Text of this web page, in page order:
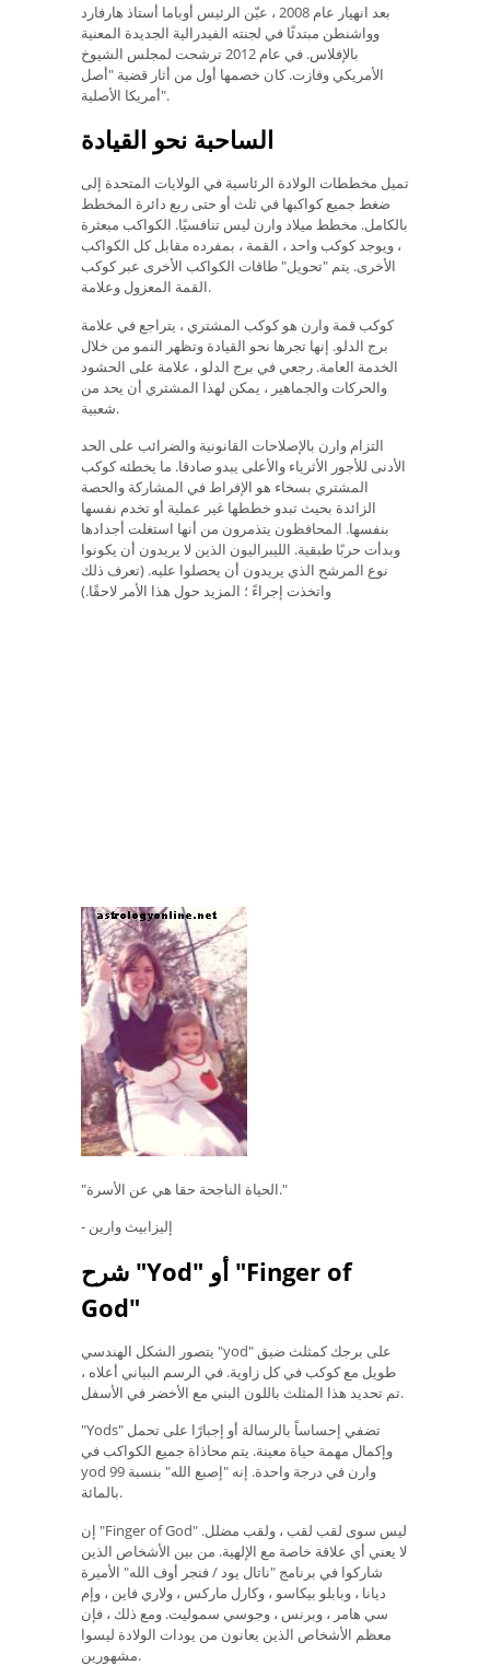
بعد انهيار عام 2008 ، عيّن الرئيس أوباما أستاذ هارفارد
وواشنطن مبتدئًا في لجنته الفيدرالية الجديدة المعنية
بالإفلاس. في عام 2012 ترشحت لمجلس الشيوخ
الأمريكي وفازت. كان خصمها أول من أثار قضية "أصل
أمريكا الأصلية".
الساحبة نحو القيادة
تميل مخططات الولادة الرئاسية في الولايات المتحدة إلى
ضغط جميع كواكبها في ثلث أو حتى ربع دائرة المخطط
بالكامل. مخطط ميلاد وارن ليس تنافسيًا. الكواكب مبعثرة
، ويوجد كوكب واحد ، القمة ، بمفرده مقابل كل الكواكب
الأخرى. يتم "تحويل" طاقات الكواكب الأخرى عبر كوكب
القمة المعزول وعلامة.
كوكب قمة وارن هو كوكب المشتري ، يتراجع في علامة
برج الدلو. إنها تجرها نحو القيادة وتظهر النمو من خلال
الخدمة العامة. رجعي في برج الدلو ، علامة على الحشود
والحركات والجماهير ، يمكن لهذا المشتري أن يحد من
شعبية.
التزام وارن بالإصلاحات القانونية والضرائب على الحد
الأدنى للأجور الأثرياء والأعلى يبدو صادقا. ما يخطئه كوكب
المشتري بسخاء هو الإفراط في المشاركة والحصة
الزائدة بحيث تبدو خططها غير عملية أو تخدم نفسها
بنفسها. المحافظون يتذمرون من أنها استغلت أجدادها
وبدأت حربًا طبقية. الليبراليون الذين لا يريدون أن يكونوا
نوع المرشح الذي يريدون أن يحصلوا عليه. (تعرف ذلك
واتخذت إجراءً ؛ المزيد حول هذا الأمر لاحقًا.)
"الحياة الناجحة حقا هي عن الأسرة."
- إليزابيث وارين
شرح "Yod" أو "Finger of
God"
يتصور الشكل الهندسي "yod" على برجك كمثلث ضيق
طويل مع كوكب في كل زاوية. في الرسم البياني أعلاه ،
تم تحديد هذا المثلث باللون البني مع الأخضر في الأسفل.
"Yods" تضفي إحساساً بالرسالة أو إجبارًا على تحمل
وإكمال مهمة حياة معينة. يتم محاذاة جميع الكواكب في
yod وارن في درجة واحدة. إنه "إصبع الله" بنسبة 99
بالمائة.
إن "Finger of God" ليس سوى لقب لقب ، ولقب مضلل.
لا يعني أي علاقة خاصة مع الإلهية. من بين الأشخاص الذين
شاركوا في برنامج "ناتال يود / فنجر أوف الله" الأميرة
ديانا ، وبابلو بيكاسو ، وكارل ماركس ، ولاري فاين ، وإم
سي هامر ، وبرنس ، وجوسي سموليت. ومع ذلك ، فإن
معظم الأشخاص الذين يعانون من يودات الولادة ليسوا
مشهورين.